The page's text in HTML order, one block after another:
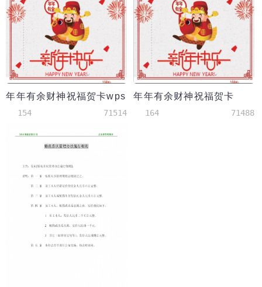
年年有余财神祝福贺卡wps
154 71514
年年有余财神祝福贺卡
164 71488